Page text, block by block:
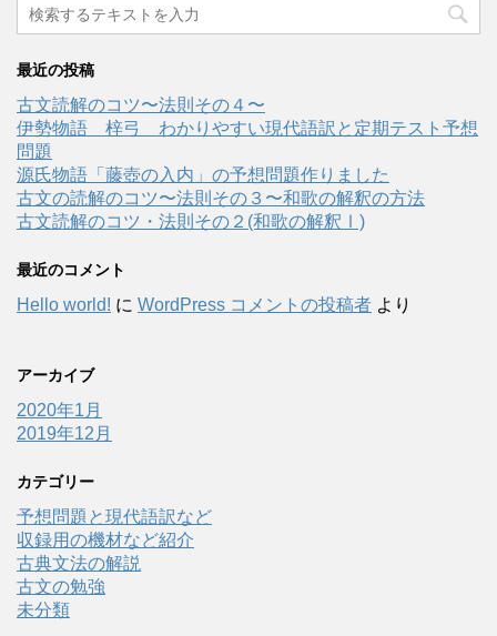
最近の投稿
古文読解のコツ〜法則その４〜
伊勢物語 梓弓 わかりやすい現代語訳と定期テスト予想
問題
源氏物語「藤壺の入内」の予想問題作りました
古文の読解のコツ〜法則その３〜和歌の解釈の方法
古文読解のコツ・法則その２(和歌の解釈Ⅰ)
最近のコメント
Hello world! に WordPress コメントの投稿者 より
アーカイブ
2020年1月
2019年12月
カテゴリー
予想問題と現代語訳など
収録用の機材など紹介
古典文法の解説
古文の勉強
未分類